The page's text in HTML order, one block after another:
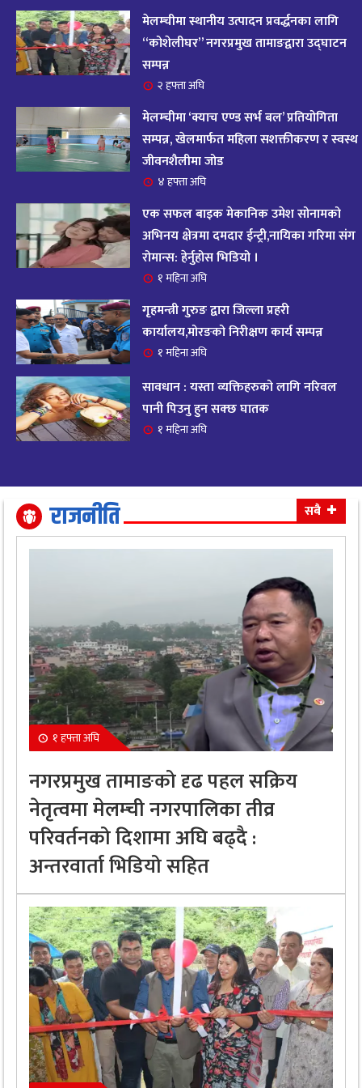
१४ आज २०८२ साल भदौ १६ गते सोमबारको राशिफल
११ महिना अघि
१५
आजको राशिफल : २०८२ भदौ १२ गते बिहीवार, २८
अगस्ट २०२५
११ महिना अघि
१६ आजको राशिफल – २०८२ साल भाद्र १० गते, मंगलबार
१७ आजको राशिफल – २०८२ साल भाद्र १० गते, मंगलबार
११ महिना अघि
१८
आजको राशिफल : आइतवार, ८ भदौ २०८२ (२४ अगस्ट
२०२५)
११ महिना अघि
१९ आजको राशिफल २०८२ भदाै ४ गते, बुधवार
११ महिना अघि
धैर्यले सफलता मिल्नेछ
११ महिना अघि
मेलम्चीमा स्थानीय उत्पादन प्रवर्द्धनका लागि
“कोशेलीघर” नगरप्रमुख तामाङद्वारा उद्घाटन
सम्पन्न
२ हफ्ता अघि
मेलम्चीमा ‘क्याच एण्ड सर्भ बल’ प्रतियोगिता
सम्पन्न, खेलमार्फत महिला सशक्तीकरण र स्वस्थ
जीवनशैलीमा जोड
४ हफ्ता अघि
एक सफल बाइक मेकानिक उमेश सोनामको
अभिनय क्षेत्रमा दमदार ईन्ट्री,नायिका गरिमा संग
रोमान्स: हेर्नुहोस भिडियो ।
१ महिना अघि
गृहमन्त्री गुरुङ द्वारा जिल्ला प्रहरी
कार्यालय,मोरङको निरीक्षण कार्य सम्पन्न
१ महिना अघि
सावधान : यस्ता व्यक्तिहरुको लागि नरिवल
पानी पिउनु हुन सक्छ घातक
१ महिना अघि
राजनीति सबै
१ हफ्ता अघि
नगरप्रमुख तामाङको दृढ पहल सक्रिय
नेतृत्वमा मेलम्ची नगरपालिका तीव्र
परिवर्तनको दिशामा अघि बढ्दै :
अन्तरवार्ता भिडियो सहित